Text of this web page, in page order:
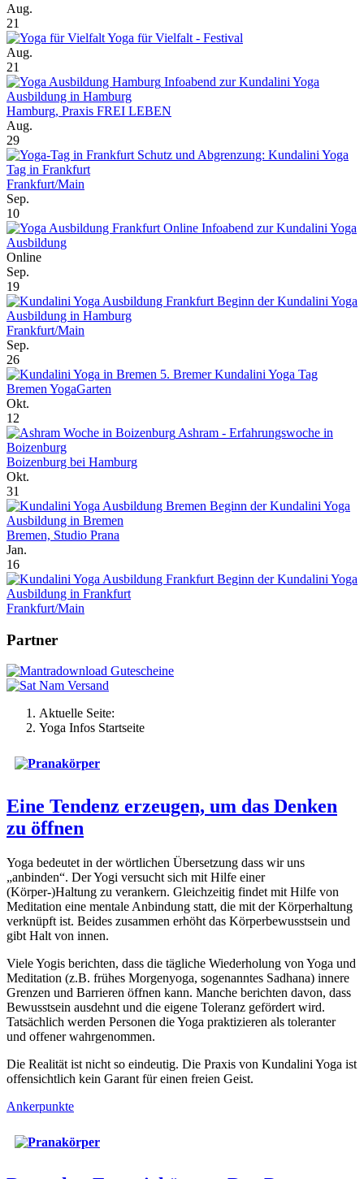
Aug.
21
Yoga für Vielfalt - Festival
Aug.
21
Infoabend zur Kundalini Yoga
Ausbildung in Hamburg
Hamburg, Praxis FREI LEBEN
Aug.
29
Schutz und Abgrenzung: Kundalini Yoga
Tag in Frankfurt
Frankfurt/Main
Sep.
10
Online Infoabend zur Kundalini Yoga
Ausbildung
Online
Sep.
19
Beginn der Kundalini Yoga
Ausbildung in Hamburg
Frankfurt/Main
Sep.
26
5. Bremer Kundalini Yoga Tag
Bremen YogaGarten
Okt.
12
Ashram - Erfahrungswoche in
Boizenburg
Boizenburg bei Hamburg
Okt.
31
Beginn der Kundalini Yoga
Ausbildung in Bremen
Bremen, Studio Prana
Jan.
16
Beginn der Kundalini Yoga
Ausbildung in Frankfurt
Frankfurt/Main
Partner
Aktuelle Seite:
Yoga Infos Startseite
Eine Tendenz erzeugen, um das Denken
zu öffnen
Yoga bedeutet in der wörtlichen Übersetzung dass wir uns
„anbinden“. Der Yogi versucht sich mit Hilfe einer
(Körper-)Haltung zu verankern. Gleichzeitig findet mit Hilfe von
Meditation eine mentale Anbindung statt, die mit der Körperhaltung
verknüpft ist. Beides zusammen erhöht das Körperbewusstsein und
gibt Halt von innen.
Viele Yogis berichten, dass die tägliche Wiederholung von Yoga und
Meditation (z.B. frühes Morgenyoga, sogenanntes Sadhana) innere
Grenzen und Barrieren öffnen kann. Manche berichten davon, dass
Bewusstsein ausdehnt und die eigene Toleranz gefördert wird.
Tatsächlich werden Personen die Yoga praktizieren als toleranter
und offener wahrgenommen.
Die Realität ist nicht so eindeutig. Die Praxis von Kundalini Yoga ist
offensichtlich kein Garant für einen freien Geist.
Ankerpunkte